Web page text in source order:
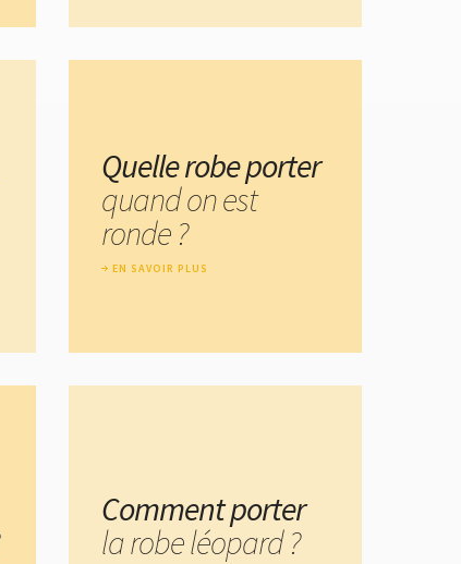
Quelle robe porter
quand on est
ronde ?
EN SAVOIR PLUS
Comment porter
la robe léopard ?